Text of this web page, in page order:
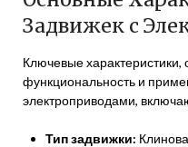
Задвижек с
Ключевые
функциональность и
электроприводами,
Тип задвижки: